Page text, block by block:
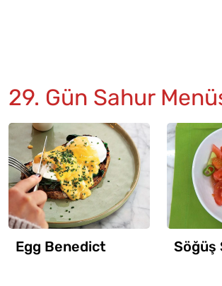
29. Gün Sahur
Egg Benedict Söğüş